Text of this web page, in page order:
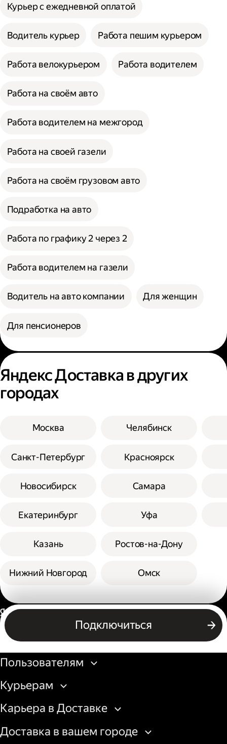
Курьер с ежедневной оплатой
Водитель курьер Работа пешим курьером
Работа велокурьером Работа водителем
Работа на своём авто
Работа водителем на межгород
Работа на своей газели
Работа на своём грузовом авто
Подработка на авто
Работа по графику 2 через 2
Работа водителем на газели
Водитель на авто компании Для женщин
Для пенсионеров
Яндекс Доставка в других
городах
Москва
Санкт-Петербург
Новосибирск
Екатеринбург
Казань
Нижний Новгород
Челябинск
Красноярск
Самара
Уфа
Ростов-на-Дону
Омск
Подключиться
Россия
Бизнесу
Пользователям
Курьерам
Карьера в Доставке
Доставка в вашем городе